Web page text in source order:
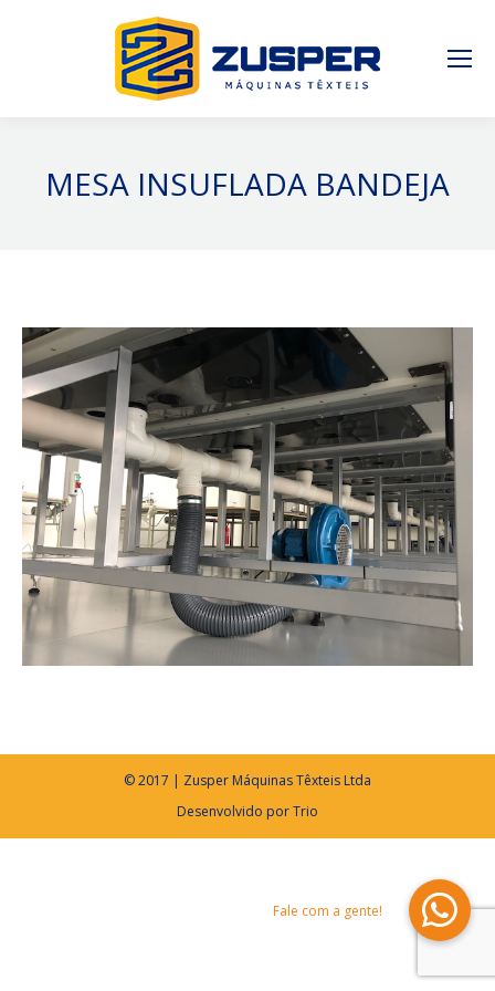
MESA INSUFLADA BANDEJA
© 2017 | Zusper Máquinas Têxteis Ltda
Desenvolvido porTrio